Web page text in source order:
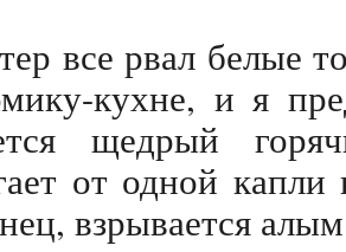
все рвал белые
кухне, и я
щедрый
от одной капли
взрывается